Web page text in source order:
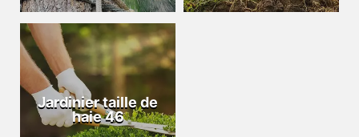
Jardinier taille de
haie 46